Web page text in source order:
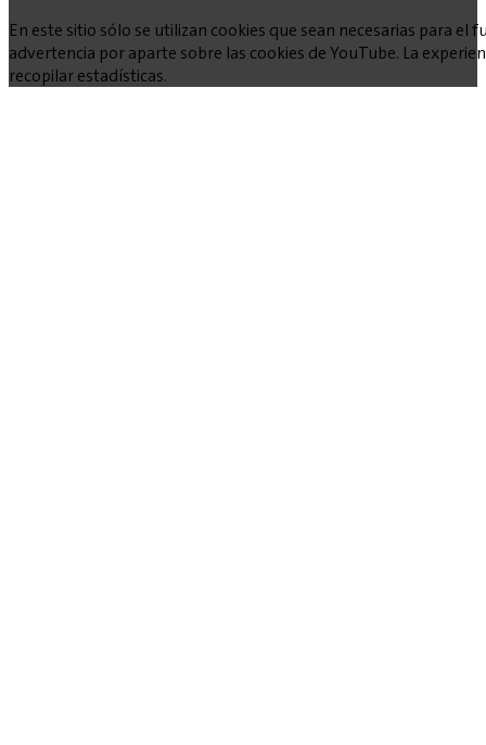
En este sitio sólo se utilizan cookies que sean necesarias para
advertencia por aparte sobre las cookies de YouTube. La
recopilar estadísticas.